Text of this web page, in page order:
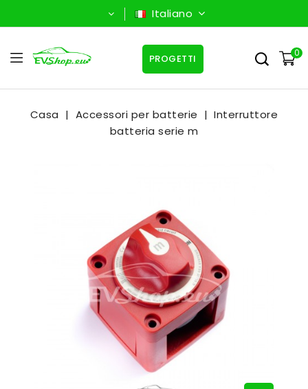
Italiano
0
PROGETTI
Casa Accessori per batterie
Interruttore
batteria serie m